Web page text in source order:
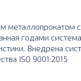
металлопрокатом с
годами система
Внедрена
ISO 9001:2015